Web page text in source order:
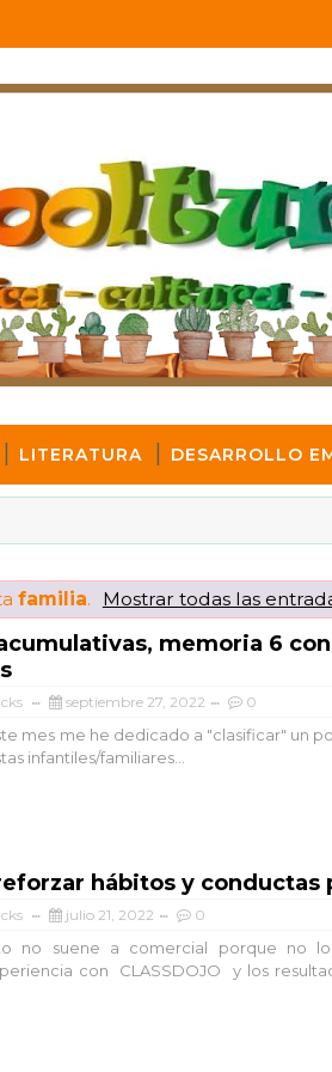
LITERATURA DESARROLLO
familia. Mostrar todas las
memoria 6
septiembre 27, 2022 0
he dedicado a "clasificar" un
infantiles/familiares...
hábitos y conductas
julio 21, 2022 0
no suene a comercial porque no
con CLASSDOJO y los